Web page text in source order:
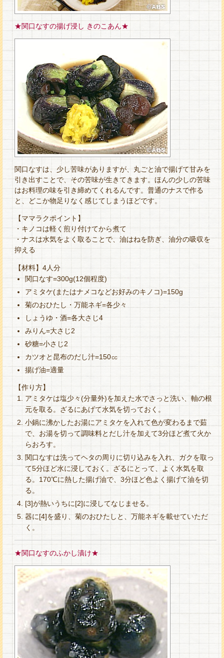
★関口なすの揚げ浸し きのこあん★
関口なすは、少し苦味がありますが、丸ごと油で揚げて甘みを
引き出すことで、その苦味が生きてきます。ほんの少しの苦味
はお料理の味を引き締めてくれるんです。普通のナスで作る
と、どこか物足りなく感じてしまうほどです。
【ママラクポイント】
・キノコは軽く煎り付けてから煮て
・ナスは水気をよく取ることで、油はねを防ぎ、油分の吸収を
抑える
【材料】4人分
関口なす=300g(12個程度)
アミタケ(またはナメコなどお好みのキノコ)=150g
菊のおひたし・万能ネギ=各少々
しょうゆ・酒=各大さじ4
みりん=大さじ2
砂糖=小さじ2
カツオと昆布のだし汁=150㏄
揚げ油=適量
【作り方】
アミタケは塩少々(分量外)を加えた水でさっと洗い、軸の根
元を取る。ざるにあげて水気を切っておく。
小鍋に沸かしたお湯にアミタケを入れて色が変わるまで茹
で、お湯を切って調味料とだし汁を加えて3分ほど煮て火か
らおろす。
関口なすは洗ってヘタの周りに切り込みを入れ、ガクを取っ
て5分ほど水に浸しておく。ざるにとって、よく水気を取
る。170℃に熱した揚げ油で、3分ほど色よく揚げて油を切
る。
[3]が熱いうちに[2]に浸してなじませる。
器に[4]を盛り、菊のおひたしと、万能ネギを載せていただ
く。
★関口なすのふかし漬け★